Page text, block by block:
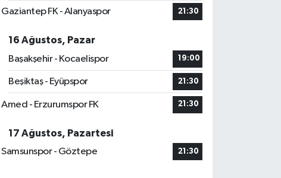
Gaziantep FK - Alanyaspor 21:30
16 Ağustos, Pazar
Başakşehir - Kocaelispor
19:00
Beşiktaş - Eyüpspor 21:30
Amed - Erzurumspor FK 21:30
17 Ağustos, Pazartesi
Samsunspor - Göztepe
21:30